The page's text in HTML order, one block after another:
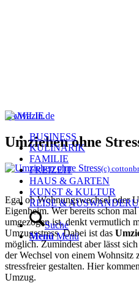
BUSINESS
KULINARIK
FAMILIE
FREIZEIT
HAUS & GARTEN
KUNST & KULTUR
REISE &
Suche
Menü Menü
FAMILIE
Umziehen ohne
(c)
Egal ob Wohnungswechsel oder
Eigenheim. Wer bereits schon
umgezogen ist, denkt vermutlich
Umzugsstress. Dabei ist das
möglich. Zumindest aber lässt
der Wechsel von einem Wohnsitz
stressfreier gestalten. Hier
Umzug.